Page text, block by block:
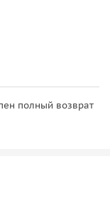
полный возврат